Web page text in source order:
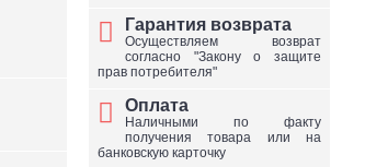
Гарантия возврата
Осуществляем возврат
согласно "Закону о защите
прав потребителя"
Оплата
Наличными по факту
получения товара или на
банковскую карточку